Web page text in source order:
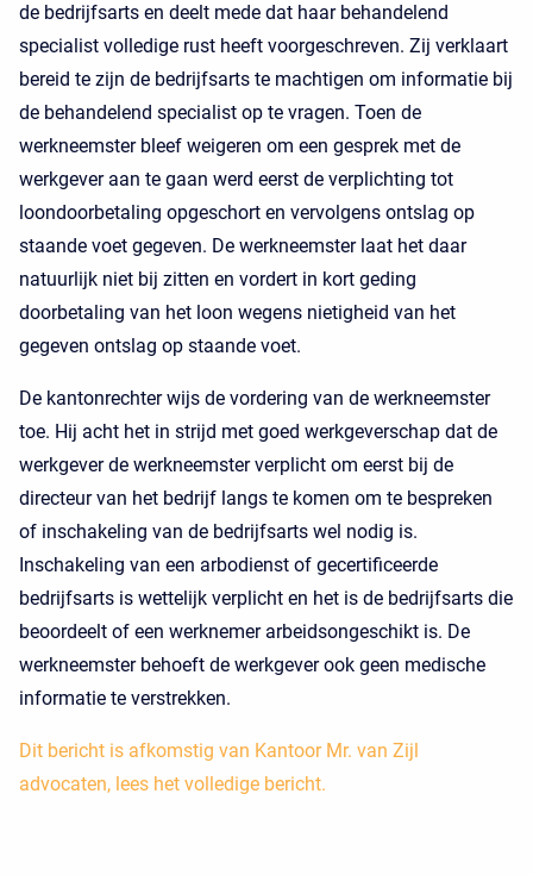
de bedrijfsarts en deelt mede dat haar behandelend
specialist volledige rust heeft voorgeschreven. Zij verklaart
bereid te zijn de bedrijfsarts te machtigen om informatie bij
de behandelend specialist op te vragen. Toen de
werkneemster bleef weigeren om een gesprek met de
werkgever aan te gaan werd eerst de verplichting tot
loondoorbetaling opgeschort en vervolgens ontslag op
staande voet gegeven. De werkneemster laat het daar
natuurlijk niet bij zitten en vordert in kort geding
doorbetaling van het loon wegens nietigheid van het
gegeven ontslag op staande voet.
De kantonrechter wijs de vordering van de werkneemster
toe. Hij acht het in strijd met goed werkgeverschap dat de
werkgever de werkneemster verplicht om eerst bij de
directeur van het bedrijf langs te komen om te bespreken
of inschakeling van de bedrijfsarts wel nodig is.
Inschakeling van een arbodienst of gecertificeerde
bedrijfsarts is wettelijk verplicht en het is de bedrijfsarts die
beoordeelt of een werknemer arbeidsongeschikt is. De
werkneemster behoeft de werkgever ook geen medische
informatie te verstrekken.
Dit bericht is afkomstig van Kantoor Mr. van Zijl
advocaten, lees het volledige bericht.